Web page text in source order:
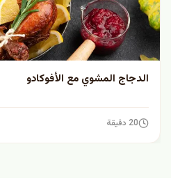
الدجاج المشوي مع الأفوكادو
20 دقيقة